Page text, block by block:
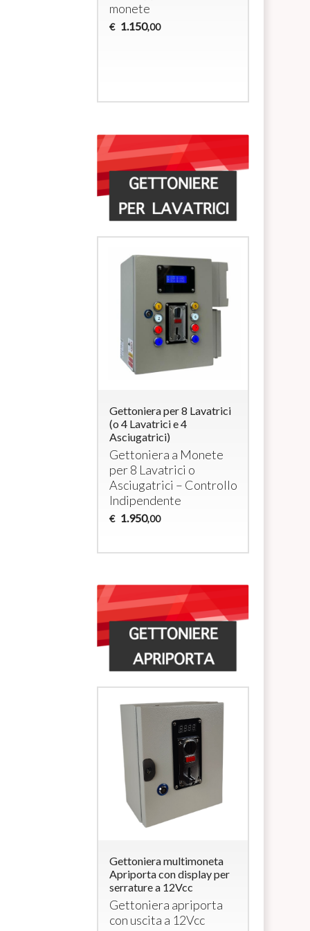
monete
€ 1.150,00
Gettoniera per 8 Lavatrici
(o 4 Lavatrici e 4
Asciugatrici)
Gettoniera a Monete
per 8 Lavatrici o
Asciugatrici – Controllo
Indipendente
€ 1.950,00
Gettoniera multimoneta
Apriporta con display per
serrature a 12Vcc
Gettoniera apriporta
con uscita a 12Vcc